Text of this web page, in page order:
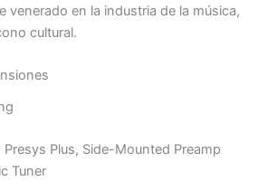
venerado en la industria de la música,
cultural.
Plus, Side-Mounted Preamp
Tuner